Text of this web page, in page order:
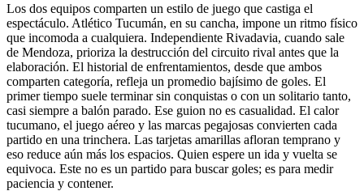
Los dos equipos comparten un estilo de juego que castiga el
espectáculo. Atlético Tucumán, en su cancha, impone un ritmo físico
que incomoda a cualquiera. Independiente Rivadavia, cuando sale
de Mendoza, prioriza la destrucción del circuito rival antes que la
elaboración. El historial de enfrentamientos, desde que ambos
comparten categoría, refleja un promedio bajísimo de goles. El
primer tiempo suele terminar sin conquistas o con un solitario tanto,
casi siempre a balón parado. Ese guion no es casualidad. El calor
tucumano, el juego aéreo y las marcas pegajosas convierten cada
partido en una trinchera. Las tarjetas amarillas afloran temprano y
eso reduce aún más los espacios. Quien espere un ida y vuelta se
equivoca. Este no es un partido para buscar goles; es para medir
paciencia y contener.